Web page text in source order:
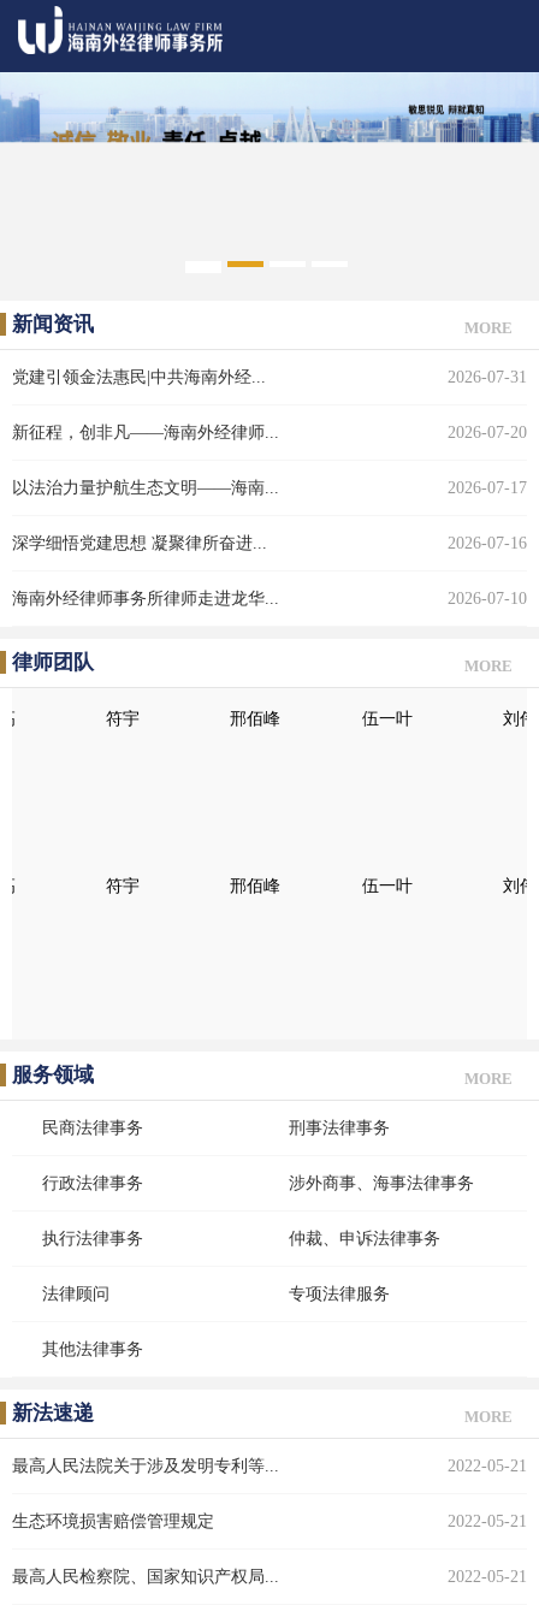
2
新闻资讯 MORE
党建引领金法惠民|中共海南外经... 2026-07-31
新征程，创非凡——海南外经律师... 2026-07-20
以法治力量护航生态文明——海南... 2026-07-17
深学细悟党建思想 凝聚律所奋进... 2026-07-16
海南外经律师事务所律师走进龙华... 2026-07-10
律师团队 MORE
符宇 邢佰峰 伍一叶 刘伟
符宇 邢佰峰 伍一叶 刘伟
服务领域 MORE
民商法律事务 刑事法律事务
行政法律事务 涉外商事、海事法律事务
执行法律事务 仲裁、申诉法律事务
法律顾问 专项法律服务
其他法律事务
新法速递 MORE
最高人民法院关于涉及发明专利等... 2022-05-21
生态环境损害赔偿管理规定 2022-05-21
最高人民检察院、国家知识产权局... 2022-05-21